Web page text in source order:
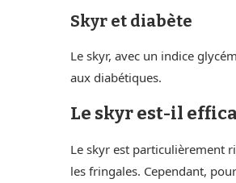
Skyr et diabète
Le skyr, avec un indice
aux diabétiques.
Le skyr est-il
Le skyr est particulièrement
les fringales. Cependant,